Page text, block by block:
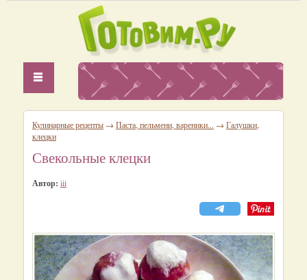
Кулинарные рецепты → Паста, пельмени, вареники... → Галушки,
клецки
Свекольные клецки
Автор: iii